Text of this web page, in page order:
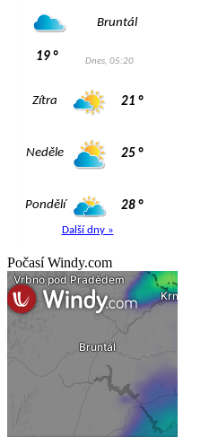
Počasí Windy.com